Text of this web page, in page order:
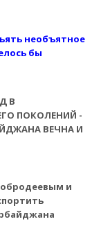
необъятное
бы
В
ПОКОЛЕНИЙ -
ВЕЧНА И
и